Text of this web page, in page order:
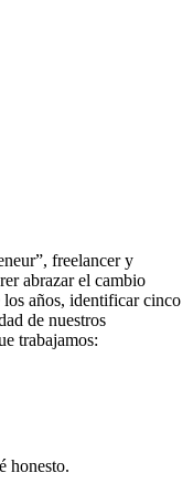
freelancer y
abrazar el cambio
los años, identificar cinco
de nuestros
trabajamos:
honesto.